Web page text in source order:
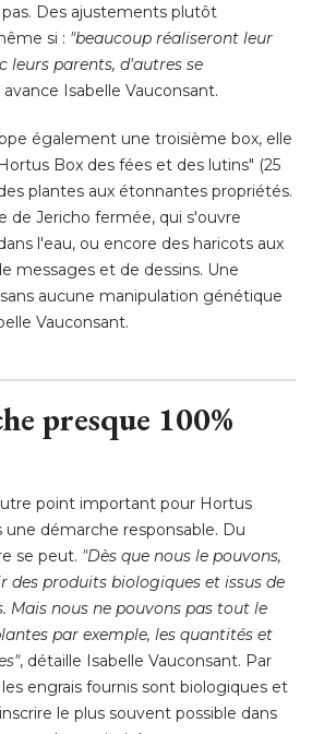
Des ajustements plutôt
si : "beaucoup réaliseront leur
leurs parents, d'autres se
avance Isabelle Vauconsant.
également une troisième box, elle
Box des fées et des lutins" (25
plantes aux étonnantes propriétés.
de Jericho fermée, qui s'ouvre
l'eau, ou encore des haricots aux
messages et de dessins. Une
aucune manipulation génétique
Vauconsant.
presque 100%
point important pour Hortus
une démarche responsable. Du
se peut. "Dès que nous le pouvons,
des produits biologiques et issus de
Mais nous ne pouvons pas tout le
par exemple, les quantités et
, détaille Isabelle Vauconsant. Par
engrais fournis sont biologiques et
le plus souvent possible dans